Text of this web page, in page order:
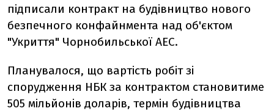
підписали контракт на будівництво нового
безпечного конфайнмента над об'єктом
"Укриття" Чорнобильської АЕС.
Планувалося, що вартість робіт зі
спорудження НБК за контрактом становитиме
505 мільйонів доларів, термін будівництва